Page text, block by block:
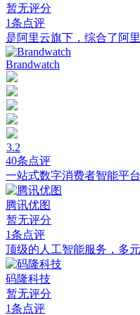
暂无评分
1条点评
是阿里云旗下，综合了阿
Brandwatch
3.2
40条点评
一站式数字消费者智能平
腾讯优图
暂无评分
1条点评
顶级的人工智能服务，多
码隆科技
暂无评分
1条点评